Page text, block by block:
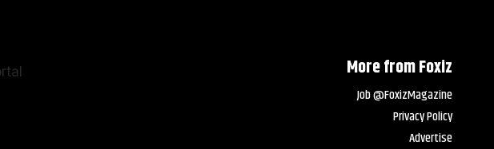
More from Foxiz
Job @FoxizMagazine
Privacy Policy
Advertise